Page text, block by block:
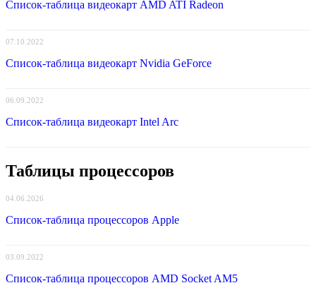
Список-таблица видеокарт AMD ATI Radeon
07.10.2022
Список-таблица видеокарт Nvidia GeForce
06.09.2022
Список-таблица видеокарт Intel Arc
Таблицы процессоров
04.06.2026
Список-таблица процессоров Apple
03.09.2022
Список-таблица процессоров AMD Socket AM5